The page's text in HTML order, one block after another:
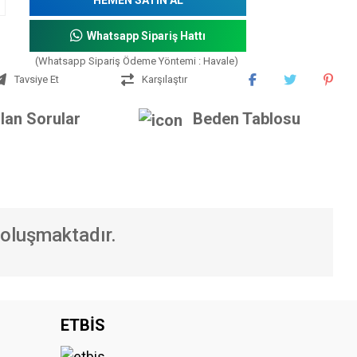
Whatsapp Sipariş Hattı
(Whatsapp Sipariş Ödeme Yöntemi : Havale)
Tavsiye Et
Karşılaştır
Sorular Beden Tablosu
ETBİS